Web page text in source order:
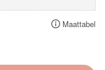
Maattabel